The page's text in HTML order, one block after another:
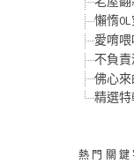
懶惰
愛唷喂
不負
佛心來
精選特
熱門關鍵